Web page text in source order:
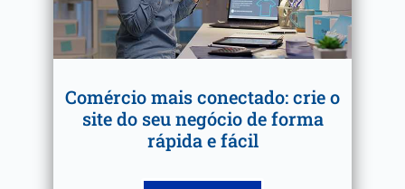
Comércio mais conectado: crie o
site do seu negócio de forma
rápida e fácil